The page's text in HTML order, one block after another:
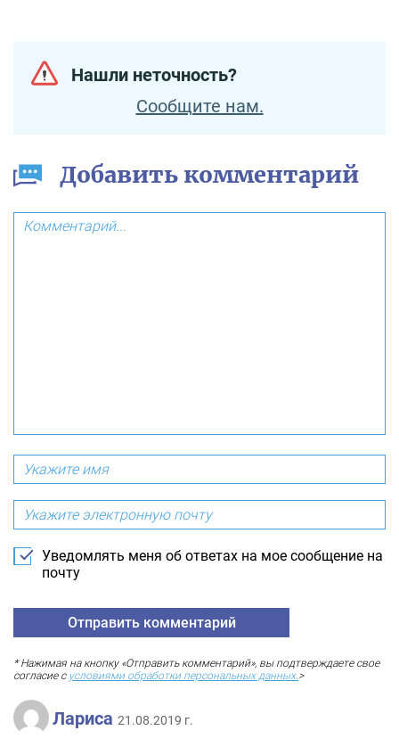
Нашли неточность?
Сообщите нам.
Добавить комментарий
Уведомлять меня об ответах на мое сообщение на
почту
* Нажимая на кнопку «Отправить комментарий», вы подтверждаете свое
согласие с условиями обработки персональных данных.>
Лариса 21.08.2019 г.